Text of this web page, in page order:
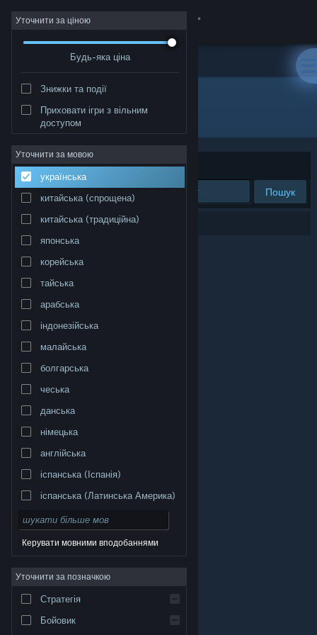
Увійти
Крамниця
Інформація
Підтримка
Змінити мову
Переглянути повну версію
© Valve Corporation. Усі права захищено. Усі
Юридична інформація
підписника Steam
cookie
Уточнити за ціною
Будь-яка ціна
Знижки та події
Приховати ігри з вільним
доступом
Уточнити за мовою
українська
китайська (спрощена)
китайська (традиційна)
японська
корейська
тайська
арабська
індонезійська
малайська
болгарська
чеська
данська
німецька
англійська
іспанська (Іспанія)
іспанська (Латинська Америка)
Керувати мовними вподобаннями
Уточнити за позначкою
Стратегія
Бойовик
Розробник: GDG Entertainment
Упорядкувати за доречністю
Пошук
Результатів вашого пошуку: 0.